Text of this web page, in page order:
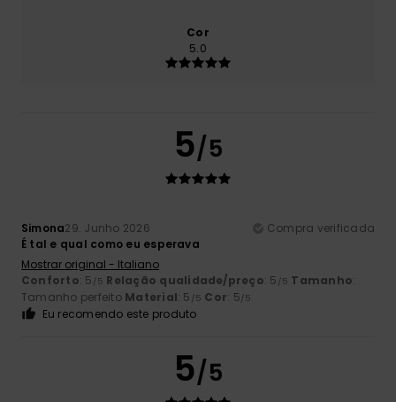
Cor
5.0
5/5
Simona29. Junho 2026
Compra verificada
É tal e qual como eu esperava
Mostrar original - Italiano
Conforto: 5 /5 Relação qualidade/preço: 5 /5 Tamanho:
Tamanho perfeito Material: 5 /5 Cor: 5/5
Eu recomendo este produto
5/5